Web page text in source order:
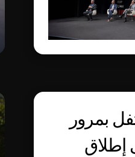
العريقة، بالإضافة
حوار الرمح
وذلك بالتزامن مع
بالذكرى المئوية
بمرور
إطلاق